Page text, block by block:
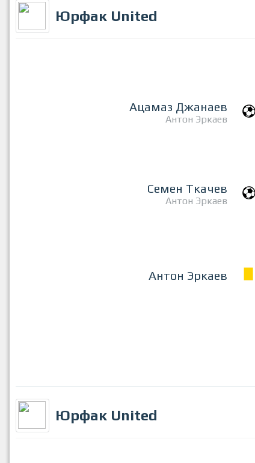
Юрфак United
Ацамаз Джанаев
Антон Эркаев
Семен Ткачев
Антон Эркаев
Антон Эркаев
Юрфак United